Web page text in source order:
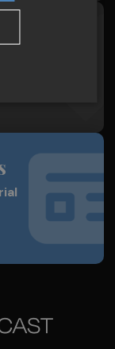
medio